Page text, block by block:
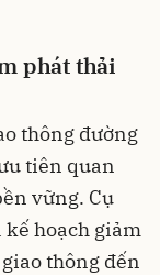
phát thải
thông đường
tiên quan
vững. Cụ
kế hoạch giảm
thông đến